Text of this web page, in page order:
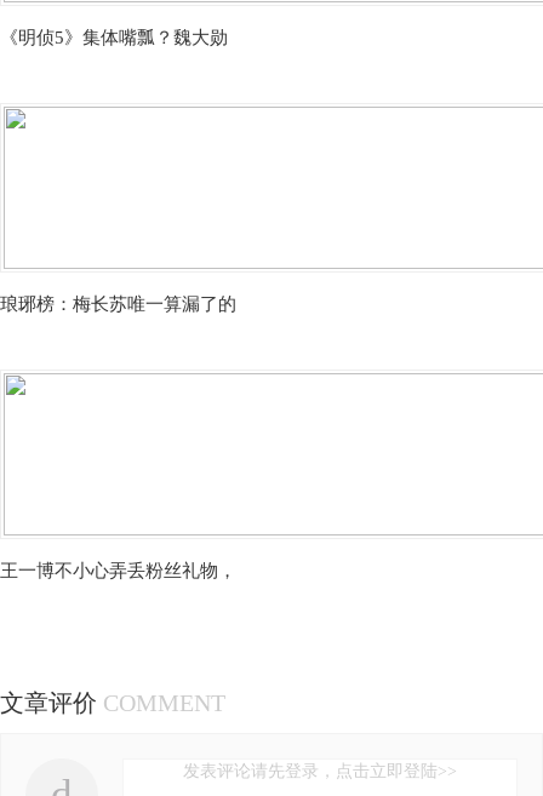
《明侦5》集体嘴瓢？魏大勋
琅琊榜：梅长苏唯一算漏了的
王一博不小心弄丢粉丝礼物，
文章评价 COMMENT
发表评论请先登录，点击立即登陆>>